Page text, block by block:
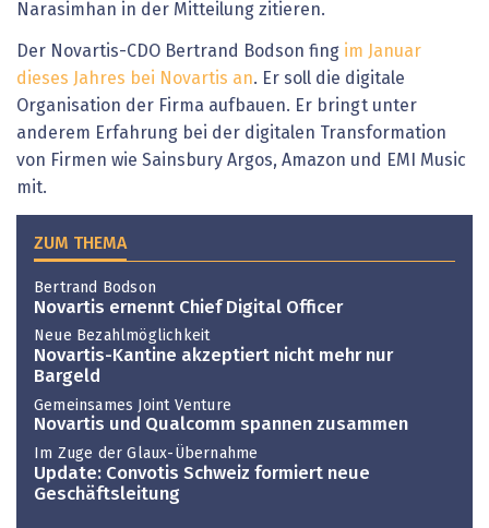
Narasimhan in der Mitteilung zitieren.
Der Novartis-CDO Bertrand Bodson fing im Januar
dieses Jahres bei Novartis an. Er soll die digitale
Organisation der Firma aufbauen. Er bringt unter
anderem Erfahrung bei der digitalen Transformation
von Firmen wie Sainsbury Argos, Amazon und EMI Music
mit.
ZUM THEMA
Bertrand Bodson
Novartis ernennt Chief Digital Officer
Neue Bezahlmöglichkeit
Novartis-Kantine akzeptiert nicht mehr nur
Bargeld
Gemeinsames Joint Venture
Novartis und Qualcomm spannen zusammen
Im Zuge der Glaux-Übernahme
Update: Convotis Schweiz formiert neue
Geschäftsleitung